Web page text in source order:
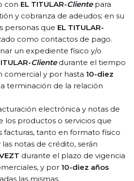
con EL TITULAR-Clientepara
y cobranza de adeudos; en su
personas que EL TITULAR-
como contactos de pago.
un expediente físico y/o
Clientedurante el tiempo
comercial y por hasta 10-diez
terminación de la relación
electrónica y notas de
los productos o servicios que
facturas, tanto en formato físico
notas de crédito, serán
durante el plazo de vigencia
y por 10-diez años
las mismas.